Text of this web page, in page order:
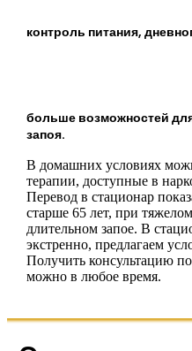
контроль питания,
больше возможностей
запоя.
В домашних условиях
терапии, доступные в
Перевод в стационар
старше 65 лет, при
длительном запое. В
экстренно, предлагаем
Получить консультацию
можно в любое время.